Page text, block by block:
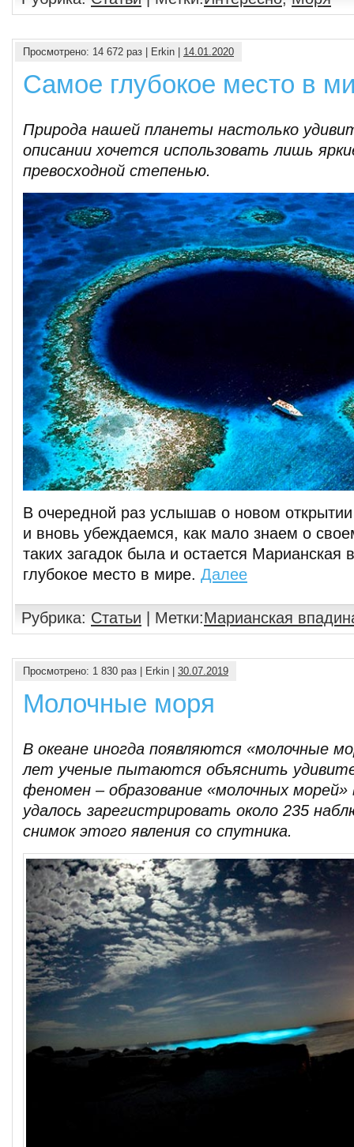
Просмотрено: 14 672 раз | Erkin | 14.01.2020
Самое глубокое место в
Природа нашей планеты настолько
описании хочется использовать лишь
превосходной степенью.
В очередной раз услышав о новом
и вновь убеждаемся, как мало знаем о
таких загадок была и остается Марианская
глубокое место в мире. Далее
Рубрика: Статьи | Метки:Марианская
Просмотрено: 1 830 раз | Erkin | 30.07.2019
Молочные моря
В океане иногда появляются «молочные
лет ученые пытаются объяснить
феномен – образование «молочных морей»
удалось зарегистрировать около 235
снимок этого явления со спутника.